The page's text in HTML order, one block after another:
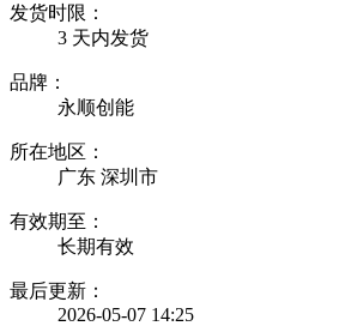
发货时限：
3 天内发货
品牌：
永顺创能
所在地区：
广东 深圳市
有效期至：
长期有效
最后更新：
2026-05-07 14:25